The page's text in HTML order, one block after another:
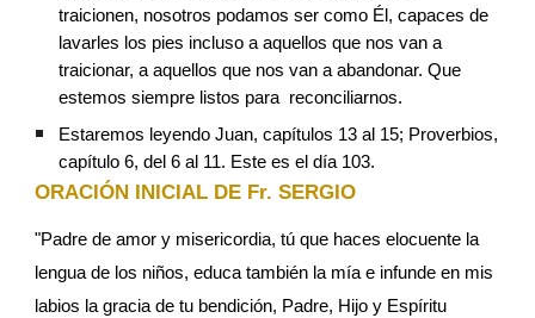
traicionen, nosotros podamos ser como Él, capaces de
lavarles los pies incluso a aquellos que nos van a
traicionar, a aquellos que nos van a abandonar. Que
estemos siempre listos para  reconciliarnos.
Estaremos leyendo Juan, capítulos 13 al 15; Proverbios,
capítulo 6, del 6 al 11. Este es el día 103.
ORACIÓN INICIAL DE Fr. SERGIO
"Padre de amor y misericordia, tú que haces elocuente la
lengua de los niños, educa también la mía e infunde en mis
labios la gracia de tu bendición, Padre, Hijo y Espíritu